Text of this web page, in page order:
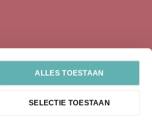
ALLES TOESTAAN
SELECTIE TOESTAAN